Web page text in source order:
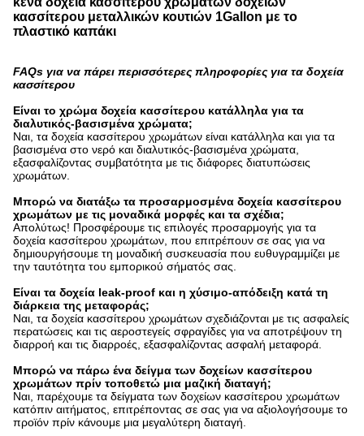
κασσίτερου μεταλλικών κουτιών 1Gallon με το
πλαστικό καπάκι
FAQs για να πάρει περισσότερες πληροφορίες για τα δοχεία
κασσίτερου
Είναι το χρώμα δοχεία κασσίτερου κατάλληλα για τα
διαλυτικός-βασισμένα χρώματα;
Ναι, τα δοχεία κασσίτερου χρωμάτων είναι κατάλληλα και για τα
βασισμένα στο νερό και διαλυτικός-βασισμένα χρώματα,
εξασφαλίζοντας συμβατότητα με τις διάφορες διατυπώσεις
χρωμάτων.
Μπορώ να διατάξω τα προσαρμοσμένα δοχεία κασσίτερου
χρωμάτων με τις μοναδικά μορφές και τα σχέδια;
Απολύτως! Προσφέρουμε τις επιλογές προσαρμογής για τα
δοχεία κασσίτερου χρωμάτων, που επιτρέπουν σε σας για να
δημιουργήσουμε τη μοναδική συσκευασία που ευθυγραμμίζει με
την ταυτότητα του εμπορικού σήματός σας.
Είναι τα δοχεία leak-proof και η χύσιμο-απόδειξη κατά τη
διάρκεια της μεταφοράς;
Ναι, τα δοχεία κασσίτερου χρωμάτων σχεδιάζονται με τις ασφαλείς
περατώσεις και τις αεροστεγείς σφραγίδες για να αποτρέψουν τη
διαρροή και τις διαρροές, εξασφαλίζοντας ασφαλή μεταφορά.
Μπορώ να πάρω ένα δείγμα των δοχείων κασσίτερου
χρωμάτων πρίν τοποθετώ μια μαζική διαταγή;
Ναι, παρέχουμε τα δείγματα των δοχείων κασσίτερου χρωμάτων
κατόπιν αιτήματος, επιτρέποντας σε σας για να αξιολογήσουμε το
προϊόν πρίν κάνουμε μια μεγαλύτερη διαταγή.